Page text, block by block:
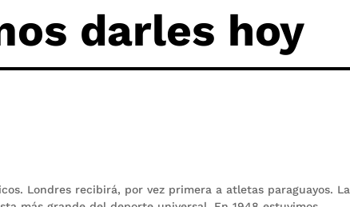
darles hoy
Londres recibirá, por vez primera a atletas paraguayos. La